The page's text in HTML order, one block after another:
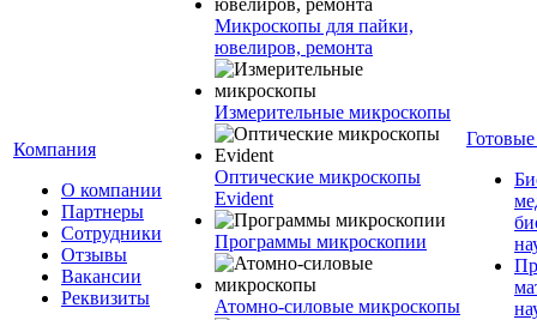
Компания
О компании
Партнеры
Сотрудники
Отзывы
Вакансии
Реквизиты
Микроскопы для пайки,
ювелиров, ремонта
Измерительные микроскопы
Оптические микроскопы
Evident
Программы микроскопии
Атомно-силовые микроскопы